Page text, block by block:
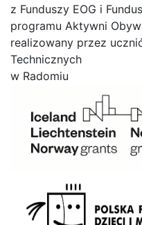
z Funduszy EOG i
programu Aktywni
realizowany przez
Technicznych
w Radomiu